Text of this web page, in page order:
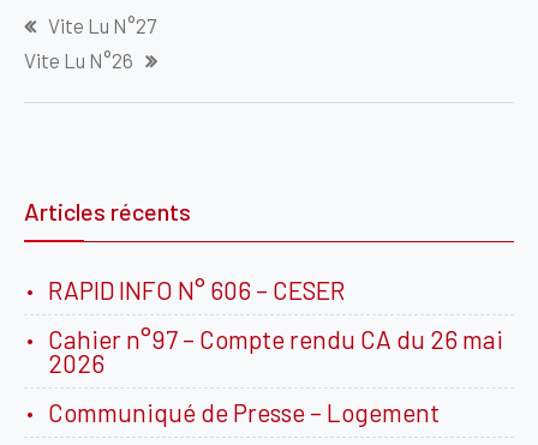
Vite Lu N°27
Vite Lu N°26
Articles récents
RAPID INFO N° 606 – CESER
Cahier n°97 – Compte rendu CA du 26 mai
2026
Communiqué de Presse – Logement